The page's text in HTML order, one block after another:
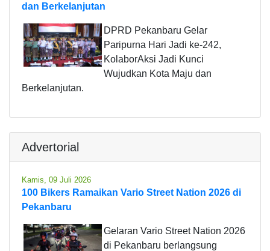
dan Berkelanjutan
DPRD Pekanbaru Gelar
Paripurna Hari Jadi ke-242,
KolaborAksi Jadi Kunci
Wujudkan Kota Maju dan
Berkelanjutan.
Advertorial
Kamis, 09 Juli 2026
100 Bikers Ramaikan Vario Street Nation 2026 di
Pekanbaru
Gelaran Vario Street Nation 2026
di Pekanbaru berlangsung